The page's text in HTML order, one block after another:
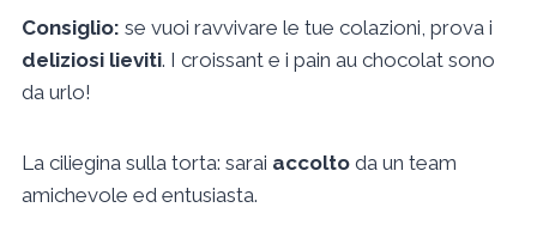
Consiglio: se vuoi ravvivare le tue colazioni, prova i
deliziosi lieviti. I croissant e i pain au chocolat sono
da urlo!
La ciliegina sulla torta: sarai accoltoda un team
amichevole ed entusiasta.